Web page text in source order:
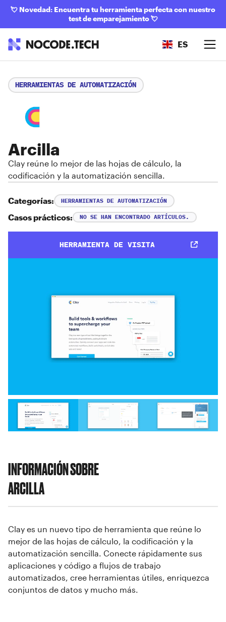
💘 Novedad: Encuentra tu herramienta perfecta con nuestro
test de emparejamiento💘
ES
HERRAMIENTAS DE AUTOMATIZACIÓN
Arcilla
Clay reúne lo mejor de las hojas de cálculo, la
codificación y la automatización sencilla.
Categorías: HERRAMIENTAS DE AUTOMATIZACIÓN
Casos prácticos: NO SE HAN ENCONTRADO ARTÍCULOS.
HERRAMIENTA DE VISITA
INFORMACIÓN SOBRE
ARCILLA
Clay es un nuevo tipo de herramienta que reúne lo
mejor de las hojas de cálculo, la codificación y la
automatización sencilla. Conecte rápidamente sus
aplicaciones y código a flujos de trabajo
automatizados, cree herramientas útiles, enriquezca
conjuntos de datos y mucho más.